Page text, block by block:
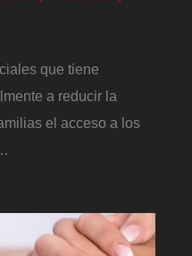
que tiene
a reducir la
el acceso a los